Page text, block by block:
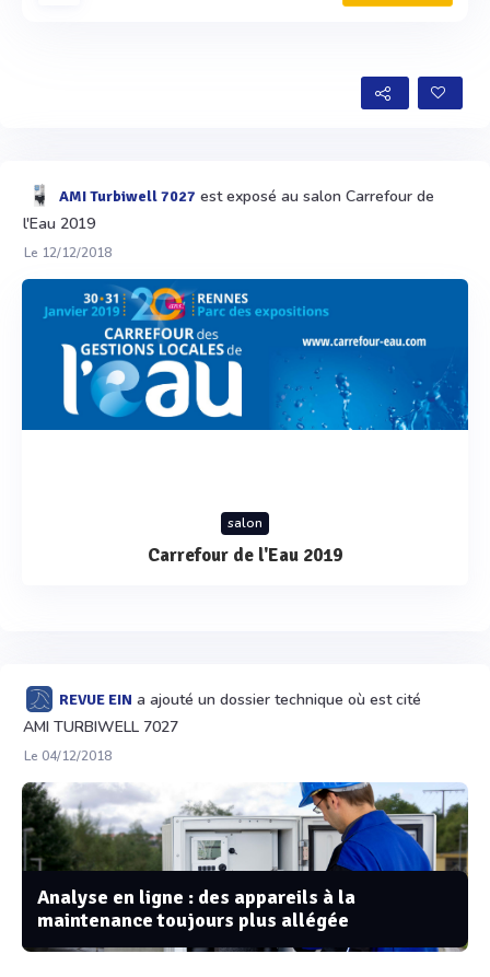
AMI Turbiwell 7027 est exposé au salon Carrefour de
l'Eau 2019
Le 12/12/2018
salon
Carrefour de l'Eau 2019
REVUE EIN a ajouté un dossier technique où est cité
AMI TURBIWELL 7027
Le 04/12/2018
Analyse en ligne : des appareils à la
maintenance toujours plus allégée